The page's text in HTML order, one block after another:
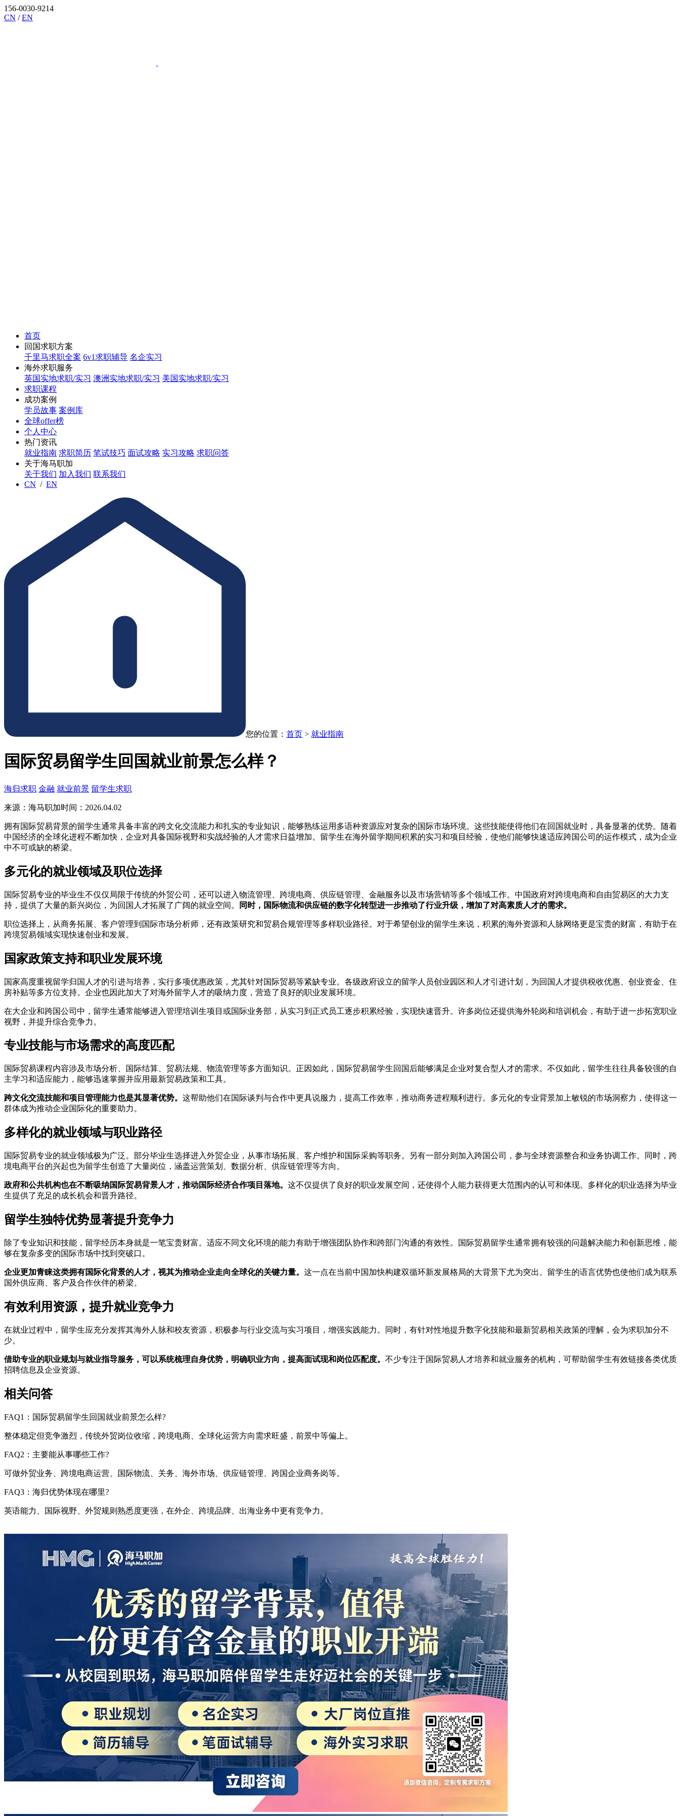
156-0030-9214
CN /EN
首页
回国求职方案
千里马求职全案 6v1求职辅导 名企实习
海外求职服务
英国实地求职/实习 澳洲实地求职/实习 美国实地求职/实习
求职课程
成功案例
学员故事 案例库
全球offer榜
个人中心
热门资讯
就业指南 求职简历 笔试技巧 面试攻略 实习攻略 求职问答
关于海马职加
关于我们 加入我们 联系我们
CN / EN
您的位置： 首页 > 就业指南
国际贸易留学生回国就业前景怎么样？
海归求职 金融 就业前景 留学生求职
来源：海马职加时间：2026.04.02
拥有国际贸易背景的留学生通常具备丰富的跨文化交流能力和扎实的专业知识，能够熟练运用多语种资源应对复杂的国际市场环境。这些技能使得他们在回国就业时，具备显著的优势。随着
中国经济的全球化进程不断加快，企业对具备国际视野和实战经验的人才需求日益增加。留学生在海外留学期间积累的实习和项目经验，使他们能够快速适应跨国公司的运作模式，成为企业
中不可或缺的桥梁。
多元化的就业领域及职位选择
国际贸易专业的毕业生不仅仅局限于传统的外贸公司，还可以进入物流管理、跨境电商、供应链管理、金融服务以及市场营销等多个领域工作。中国政府对跨境电商和自由贸易区的大力支
持，提供了大量的新兴岗位，为回国人才拓展了广阔的就业空间。
同时，国际物流和供应链的数字化转型进一步推动了行业升级，增加了对高素质人才的需求。
职位选择上，从商务拓展、客户管理到国际市场分析师，还有政策研究和贸易合规管理等多样职业路径。对于希望创业的留学生来说，积累的海外资源和人脉网络更是宝贵的财富，有助于在
跨境贸易领域实现快速创业和发展。
国家政策支持和职业发展环境
国家高度重视留学归国人才的引进与培养，实行多项优惠政策，尤其针对国际贸易等紧缺专业。各级政府设立的留学人员创业园区和人才引进计划，为回国人才提供税收优惠、创业资金、住
房补贴等多方位支持。企业也因此加大了对海外留学人才的吸纳力度，营造了良好的职业发展环境。
在大企业和跨国公司中，留学生通常能够进入管理培训生项目或国际业务部，从实习到正式员工逐步积累经验，实现快速晋升。许多岗位还提供海外轮岗和培训机会，有助于进一步拓宽职业
视野，并提升综合竞争力。
专业技能与市场需求的高度匹配
国际贸易课程内容涉及市场分析、国际结算、贸易法规、物流管理等多方面知识。正因如此，国际贸易留学生回国后能够满足企业对复合型人才的需求。不仅如此，留学生往往具备较强的自
主学习和适应能力，能够迅速掌握并应用最新贸易政策和工具。
跨文化交流技能和项目管理能力也是其显著优势。 这帮助他们在国际谈判与合作中更具说服力，提高工作效率，推动商务进程顺利进行。多元化的专业背景加上敏锐的市场洞察力，使得这一
群体成为推动企业国际化的重要助力。
多样化的就业领域与职业路径
国际贸易专业的就业领域极为广泛。部分毕业生选择进入外贸企业，从事市场拓展、客户维护和国际采购等职务。另有一部分则加入跨国公司，参与全球资源整合和业务协调工作。同时，跨
境电商平台的兴起也为留学生创造了大量岗位，涵盖运营策划、数据分析、供应链管理等方向。
政府和公共机构也在不断吸纳国际贸易背景人才，推动国际经济合作项目落地。 这不仅提供了良好的职业发展空间，还使得个人能力获得更大范围内的认可和体现。多样化的职业选择为毕业
生提供了充足的成长机会和晋升路径。
留学生独特优势显著提升竞争力
除了专业知识和技能，留学经历本身就是一笔宝贵财富。适应不同文化环境的能力有助于增强团队协作和跨部门沟通的有效性。国际贸易留学生通常拥有较强的问题解决能力和创新思维，能
够在复杂多变的国际市场中找到突破口。
企业更加青睐这类拥有国际化背景的人才，视其为推动企业走向全球化的关键力量。 这一点在当前中国加快构建双循环新发展格局的大背景下尤为突出。留学生的语言优势也使他们成为联系
国外供应商、客户及合作伙伴的桥梁。
有效利用资源，提升就业竞争力
在就业过程中，留学生应充分发挥其海外人脉和校友资源，积极参与行业交流与实习项目，增强实践能力。同时，有针对性地提升数字化技能和最新贸易相关政策的理解，会为求职加分不
少。
借助专业的职业规划与就业指导服务，可以系统梳理自身优势，明确职业方向，提高面试现和岗位匹配度。 不少专注于国际贸易人才培养和就业服务的机构，可帮助留学生有效链接各类优质
招聘信息及企业资源。
相关问答
FAQ1：国际贸易留学生回国就业前景怎么样?
整体稳定但竞争激烈，传统外贸岗位收缩，跨境电商、全球化运营方向需求旺盛，前景中等偏上。
FAQ2：主要能从事哪些工作?
可做外贸业务、跨境电商运营、国际物流、关务、海外市场、供应链管理、跨国企业商务岗等。
FAQ3：海归优势体现在哪里?
英语能力、国际视野、外贸规则熟悉度更强，在外企、跨境品牌、出海业务中更有竞争力。